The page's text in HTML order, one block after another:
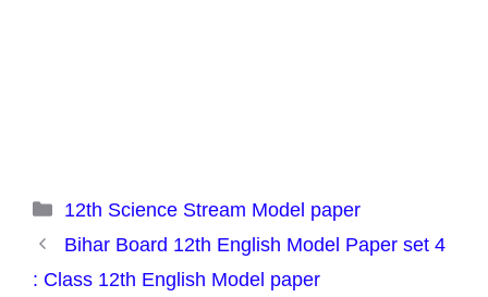
Categories
12th Science Stream Model paper
Bihar Board 12th English Model Paper set 4
: Class 12th English Model paper